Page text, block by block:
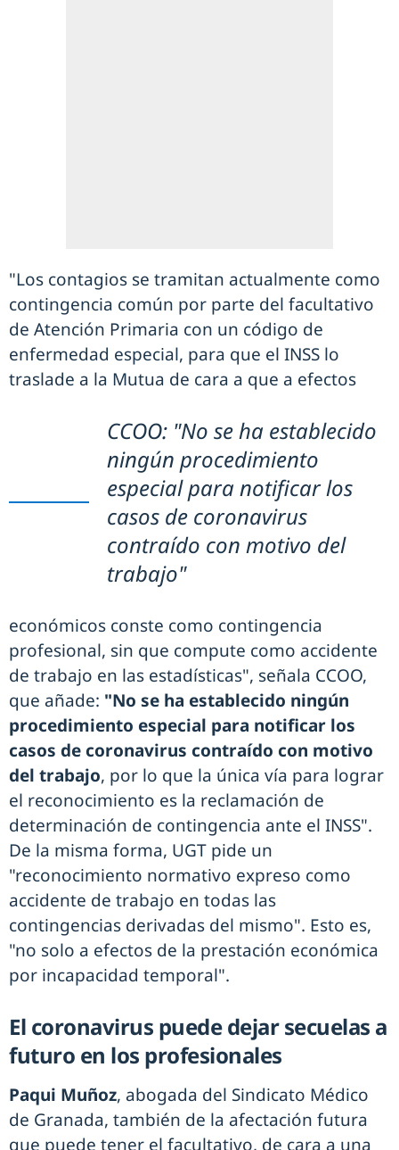
"Los contagios se tramitan actualmente como
contingencia común por parte del facultativo
de Atención Primaria con un código de
enfermedad especial, para que el INSS lo
traslade a la Mutua de cara a que a efectos
CCOO: "No se ha establecido
ningún procedimiento
especial para notificar los
casos de coronavirus
contraído con motivo del
trabajo"
económicos conste como contingencia
profesional, sin que compute como accidente
de trabajo en las estadísticas", señala CCOO,
que añade: "No se ha establecido ningún
procedimiento especial para notificar los
casos de coronavirus contraído con motivo
del trabajo, por lo que la única vía para lograr
el reconocimiento es la reclamación de
determinación de contingencia ante el INSS".
De la misma forma, UGT pide un
"reconocimiento normativo expreso como
accidente de trabajo en todas las
contingencias derivadas del mismo". Esto es,
"no solo a efectos de la prestación económica
por incapacidad temporal".
El coronavirus puede dejar secuelas a
futuro en los profesionales
Paqui Muñoz, abogada del Sindicato Médico
de Granada, también de la afectación futura
que puede tener el facultativo, de cara a una